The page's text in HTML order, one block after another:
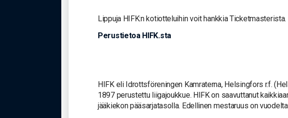
Lippuja HIFK:n kotiotteluihin voit hankkia Ticketmasterista.
Perustietoa HIFK.sta
HIFK eli Idrottsföreningen Kamraterna, Helsingfors r.f.
1897 perustettu liigajoukkue. HIFK on saavuttanut
jääkiekon pääsarjatasolla. Edellinen mestaruus on